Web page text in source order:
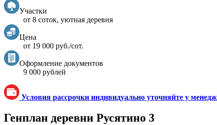
Участки
от 8 соток, уютная деревня
Цена
от 19 000 руб./сот.
Оформление документов
9 000 рублей
Условия рассрочки индивидуально уточняйте у
Генплан деревни Русятино 3